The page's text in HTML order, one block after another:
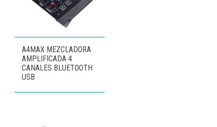
A4MAX MEZCLADORA
AMPLIFICADA 4
CANALES BLUETOOTH
USB